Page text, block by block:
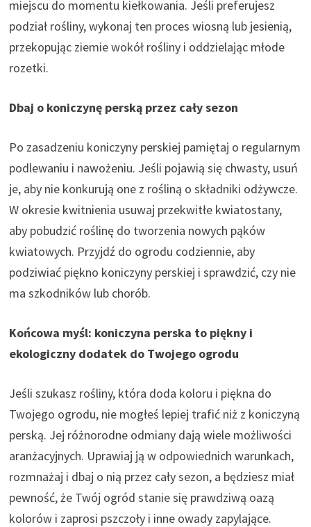
miejscu do momentu kiełkowania. Jeśli preferujesz
podział rośliny, wykonaj ten proces wiosną lub jesienią,
przekopując ziemie wokół rośliny i oddzielając młode
rozetki.
Dbaj o koniczynę perską przez cały sezon
Po zasadzeniu koniczyny perskiej pamiętaj o regularnym
podlewaniu i nawożeniu. Jeśli pojawią się chwasty, usuń
je, aby nie konkurują one z rośliną o składniki odżywcze.
W okresie kwitnienia usuwaj przekwitłe kwiatostany,
aby pobudzić roślinę do tworzenia nowych pąków
kwiatowych. Przyjdź do ogrodu codziennie, aby
podziwiać piękno koniczyny perskiej i sprawdzić, czy nie
ma szkodników lub chorób.
Końcowa myśl: koniczyna perska to piękny i
ekologiczny dodatek do Twojego ogrodu
Jeśli szukasz rośliny, która doda koloru i piękna do
Twojego ogrodu, nie mogłeś lepiej trafić niż z koniczyną
perską. Jej różnorodne odmiany dają wiele możliwości
aranżacyjnych. Uprawiaj ją w odpowiednich warunkach,
rozmnażaj i dbaj o nią przez cały sezon, a będziesz miał
pewność, że Twój ogród stanie się prawdziwą oazą
kolorów i zaprosi pszczoły i inne owady zapylające.